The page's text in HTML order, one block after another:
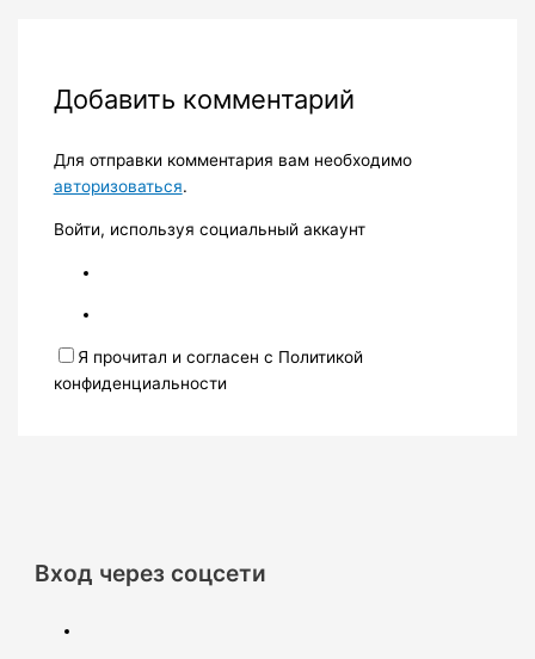
Добавить комментарий
Для отправки комментария вам необходимо
авторизоваться.
Войти, используя социальный аккаунт
Я прочитал и согласен с Политикой
конфиденциальности
Вход через соцсети